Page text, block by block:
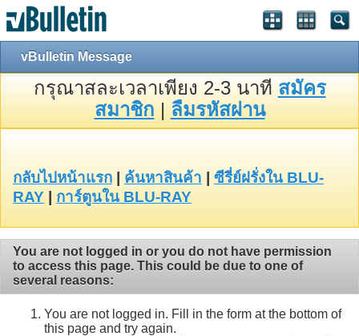
vBulletin Message
กรุณาสละเวลาเพียง 2-3 นาที สมัคร
สมาชิก | ลืมรหัสผ่าน
กลับไปหน้าแรก ค้นหาสินค้า
ซีรี่ย์ฝรั่งใน BLU-
RAY
การ์ตูนใน BLU-RAY
You are not logged in or you do not have permission
to access this page. This could be due to one of
several reasons:
You are not logged in. Fill in the form at the bottom of
this page and try again.